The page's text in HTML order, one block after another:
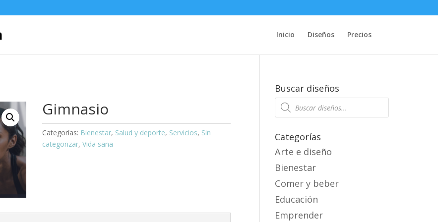
Inicio Diseños Precios
Gimnasio
Categorías: Bienestar, Salud y deporte, Servicios, Sin
categorizar,Vida sana
Buscar diseños
Products
search
Categorías
Arte e diseño
Bienestar
Comer y beber
Educación
Emprender